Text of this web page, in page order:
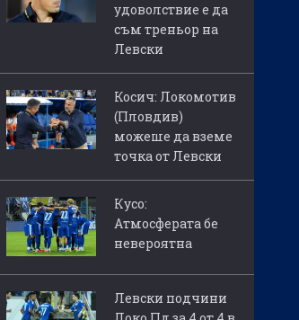
удоволствие е да
съм треньор на
Левски
Косич: Локомотив
(Пловдив)
можеше да вземе
точка от Левски
Кусо:
Атмосферата бе
невероятна
Левски подчини